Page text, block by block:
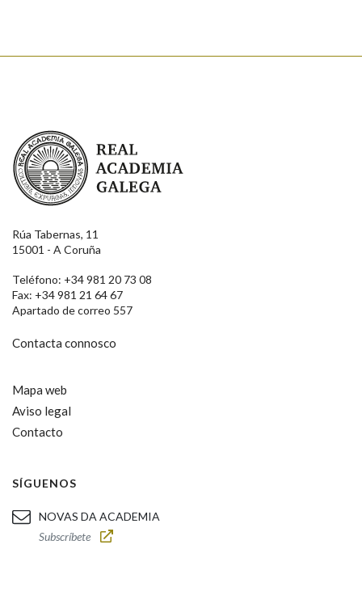
Real Academia Galega
Rúa Tabernas, 11
15001 - A Coruña
Teléfono: +34 981 20 73 08
Fax: +34 981 21 64 67
Apartado de correo 557
Contacta connosco
Mapa web
Aviso legal
Contacto
SÍGUENOS
NOVAS DA ACADEMIA
Subscríbete